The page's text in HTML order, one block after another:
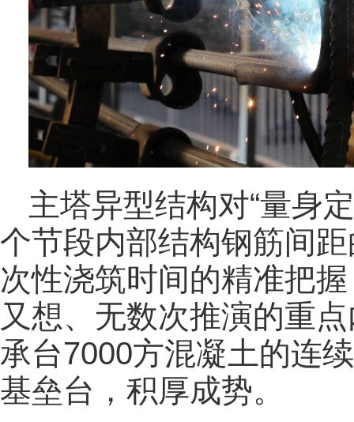
主塔异型结构对“量身
个节段内部结构钢筋间
次性浇筑时间的精准把
又想、无数次推演的重
承台7000方混凝土的连
基垒台，积厚成势。